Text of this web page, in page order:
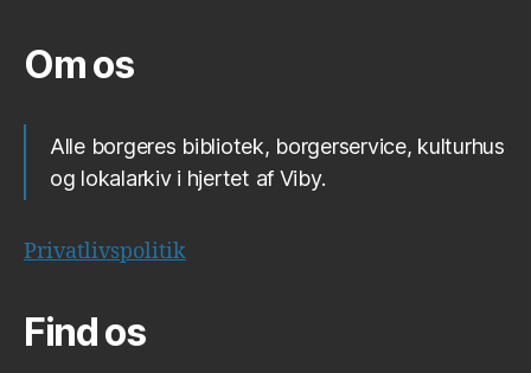
Om os
Alle borgeres bibliotek, borgerservice, kulturhus
og lokalarkiv i hjertet af Viby.
Privatlivspolitik
Find os